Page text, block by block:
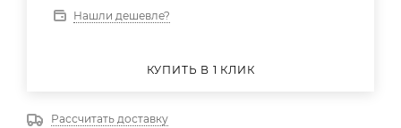
Нашли дешевле?
КУПИТЬ В 1 КЛИК
Рассчитать доставку